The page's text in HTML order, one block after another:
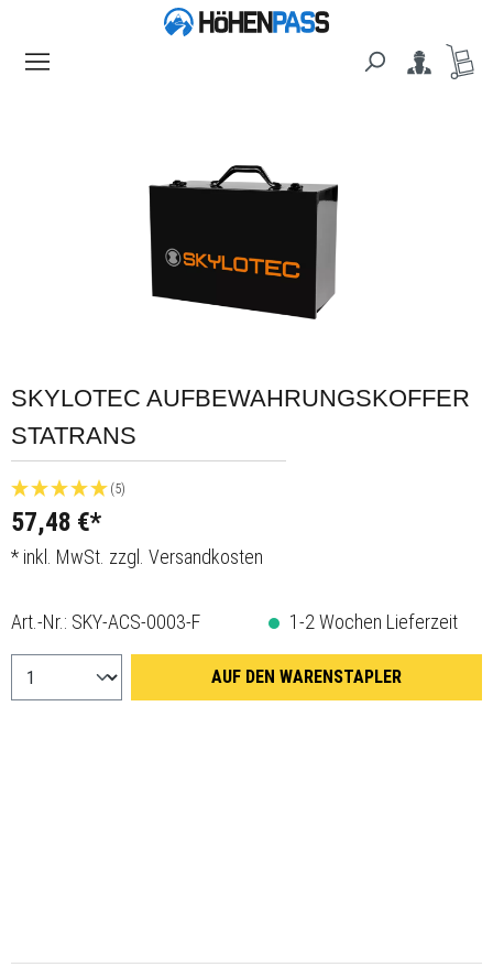
SKYLOTEC AUFBEWAHRUNGSKOFFER
STATRANS
(5)
57,48 €*
* inkl. MwSt. zzgl. Versandkosten
Art.-Nr.: SKY-ACS-0003-F 1-2 Wochen Lieferzeit
AUF DEN WARENSTAPLER